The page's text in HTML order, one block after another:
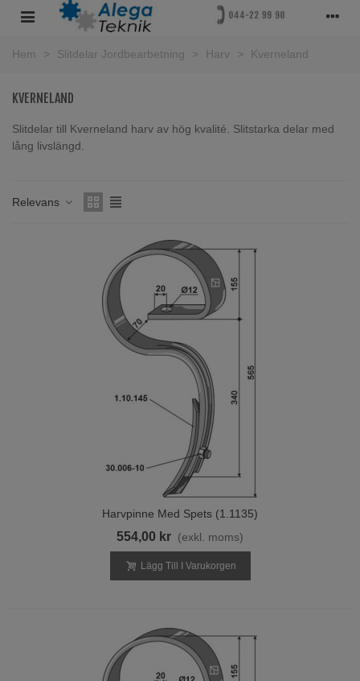
Hem > Slitdelar Jordbearbetning > Harv > Kverneland
KVERNELAND
Slitdelar till Kverneland harv av hög kvalité. Slitstarka delar med
lång livslängd.
Relevans
Harvpinne Med Spets (1.1135)
554,00 kr (exkl. moms)
Lägg Till I Varukorgen